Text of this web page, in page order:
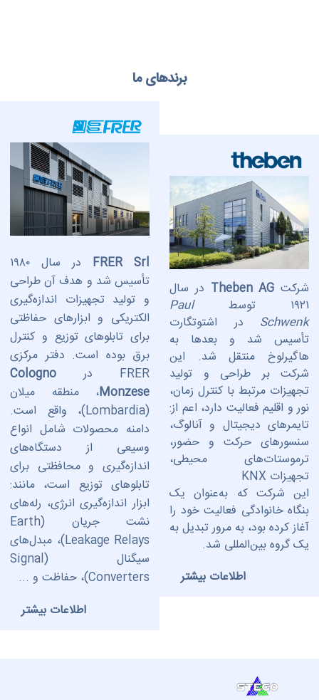
برندهای ما
شرکت Theben AG در سال
۱۹۲۱ توسط
Paul
Schwenk در اشتوتگارت
تأسیس شد و بعدها به
هاگیرلوخ منتقل شد. این
شرکت بر طراحی و تولید
تجهیزات مرتبط با کنترل زمان،
نور و اقلیم فعالیت دارد، اعم از:
تایمرهای دیجیتال و آنالوگ،
سنسورهای حرکت و حضور،
ترموستات‌های محیطی،
تجهیزات KNX
این شرکت که به‌عنوان یک
بنگاه خانوادگی فعالیت خود را
آغاز کرده بود، به مرور تبدیل به
یک گروه بین‌المللی شد.
اطلاعات بیشتر
FRER Srl
در سال ۱۹۸۰
تأسیس شد و هدف آن طراحی
و تولید تجهیزات اندازه‌گیری
الکتریکی و ابزارهای حفاظتی
برای تابلوهای توزیع و کنترل
برق بوده است. دفتر مرکزی
FRER در
Cologno
Monzese، منطقه میلان
(Lombardia)، واقع است.
دامنه محصولات شامل انواع
وسیعی از دستگاه‌های
اندازه‌گیری و محافظتی برای
تابلوهای توزیع است، مانند:
ابزار اندازه‌گیری انرژی، رله‌های
نشت جریان (Earth
Leakage Relays)، مبدل‌های
سیگنال (Signal
Converters)، حفاظت و ...
اطلاعات بیشتر